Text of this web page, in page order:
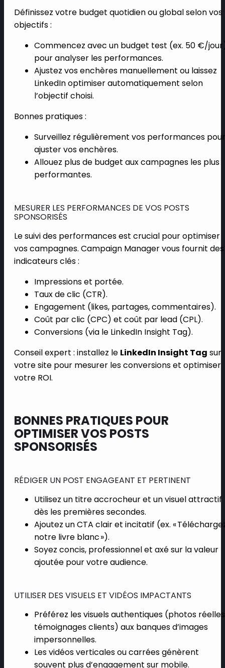
Définissez votre budget quotidien ou global selon vos
objectifs :
Commencez avec un budget test (ex. 50 €/
pour analyser les performances.
Ajustez vos enchères manuellement ou laissez
LinkedIn optimiser automatiquement selon
l’objectif choisi.
Bonnes pratiques :
Surveillez régulièrement vos performances pour
ajuster vos enchères.
Allouez plus de budget aux campagnes les plus
performantes.
MESURER LES PERFORMANCES DE VOS POSTS
SPONSORISÉS
Le suivi des performances est crucial pour optimiser
vos campagnes. Campaign Manager vous fournit des
indicateurs clés :
Impressions et portée.
Taux de clic (CTR).
Engagement (likes, partages, commentaires).
Coût par clic (CPC) et coût par lead (CPL).
Conversions (via le LinkedIn Insight Tag).
Conseil expert : installez le LinkedIn Insight Tag sur
votre site pour mesurer les conversions et optimiser
votre ROI.
BONNES PRATIQUES POUR
OPTIMISER VOS POSTS
SPONSORISÉS
RÉDIGER UN POST ENGAGEANT ET PERTINENT
Utilisez un titre accrocheur et un visuel attractif
dès les premières secondes.
Ajoutez un CTA clair et incitatif (ex. «
notre livre blanc »).
Soyez concis, professionnel et axé sur la valeur
ajoutée pour votre audience.
UTILISER DES VISUELS ET VIDÉOS IMPACTANTS
Préférez les visuels authentiques (photos
témoignages clients) aux banques d’images
impersonnelles.
Les vidéos verticales ou carrées génèrent
souvent plus d’engagement sur mobile.